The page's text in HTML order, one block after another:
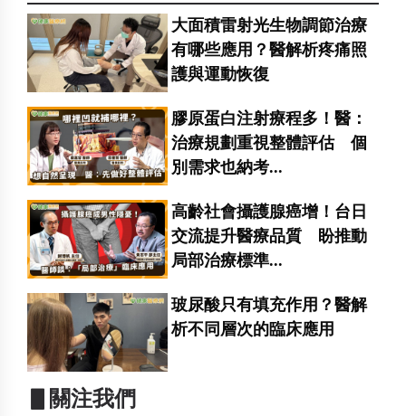
大面積雷射光生物調節治療
有哪些應用？醫解析疼痛照
護與運動恢復
膠原蛋白注射療程多！醫：
治療規劃重視整體評估 個
別需求也納考...
高齡社會攝護腺癌增！台日
交流提升醫療品質 盼推動
局部治療標準...
玻尿酸只有填充作用？醫解
析不同層次的臨床應用
▋關注我們